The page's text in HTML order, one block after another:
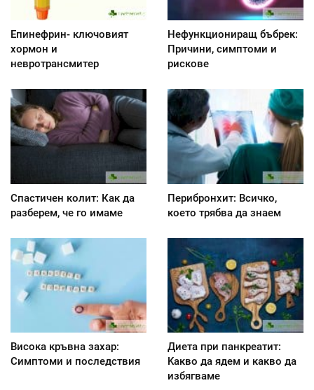
Епинефрин- ключовият
хормон и
невротрансмитер
Нефункциониращ бъбрек:
Причини, симптоми и
рискове
Спастичен колит: Как да
разберем, че го имаме
Перибронхит: Всичко,
което трябва да знаем
Висока кръвна захар:
Симптоми и последствия
Диета при панкреатит:
Kакво да ядем и какво да
избягваме